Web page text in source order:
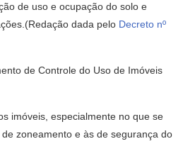
de uso e ocupação do solo e
dada pelo Decreto nº
de Controle do Uso de Imóveis
imóveis, especialmente no que se
zoneamento e às de segurança do